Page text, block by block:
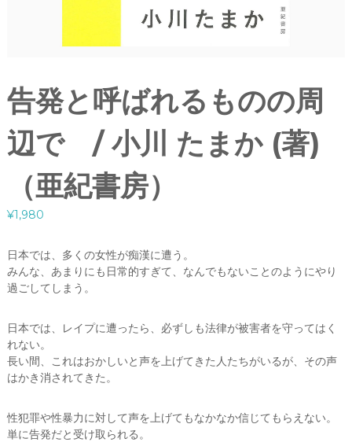
告発と呼ばれるものの周
辺で / 小川 たまか (著)
（亜紀書房）
¥1,980
日本では、多くの女性が痴漢に遭う。
みんな、あまりにも日常的すぎて、なんでもないことのようにやり
過ごしてしまう。
日本では、レイプに遭ったら、必ずしも法律が被害者を守ってはく
れない。
長い間、これはおかしいと声を上げてきた人たちがいるが、その声
はかき消されてきた。
性犯罪や性暴力に対して声を上げてもなかなか信じてもらえない。
単に告発だと受け取られる。